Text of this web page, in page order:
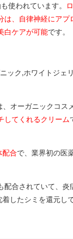
使われています。
は、自律神経にアプ
白ケアが可能です。
オーガニックコス
してくれるクリーム
配合で、業界初の医
配合されていて、炎
したシミを還元し